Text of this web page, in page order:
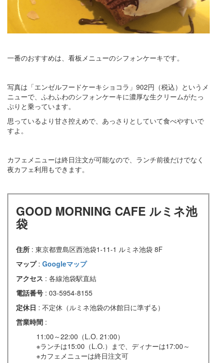
一番のおすすめは、看板メニューのシフォンケーキです。
写真は「エンゼルフードケーキショコラ」902円（税込）というメ
ニューで、ふわふわのシフォンケーキに濃厚な生クリームがたっ
ぷりと乗っています。
思っているより甘さ控えめで、あっさりとしていて食べやすいで
すよ。
カフェメニューは終日注文が可能なので、ランチ前後だけでなく
夜カフェ利用もできます。
GOOD MORNING CAFE ルミネ池
袋
住所 : 東京都豊島区西池袋1-11-1 ルミネ池袋 8F
マップ : Googleマップ
アクセス : 各線池袋駅直結
電話番号 : 03-5954-8155
定休日 : 不定休（ルミネ池袋の休館日に準ずる）
営業時間 :
11:00～22:00（L.O. 21:00）
※ランチは15:00（L.O.）まで、ディナーは17:00～
※カフェメニューは終日注文可